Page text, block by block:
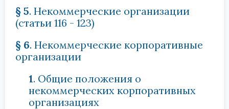
§ 5. Некоммерческие организации
(статьи 116 - 123)
§ 6. Некоммерческие корпоративные
организации
1. Общие положения о
некоммерческих корпоративных
организациях